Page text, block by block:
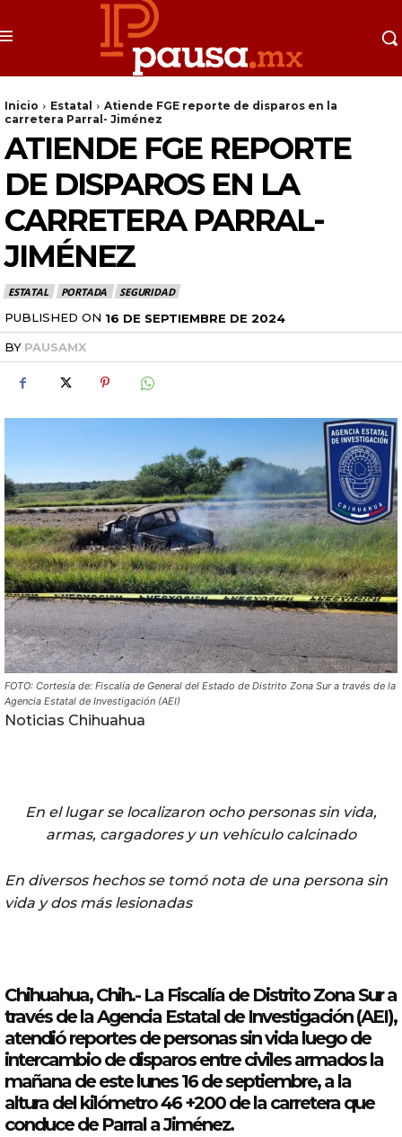
Inicio Estatal
Atiende FGE reporte de disparos en la
carretera Parral- Jiménez
ATIENDE FGE REPORTE
DE DISPAROS EN LA
CARRETERA PARRAL-
JIMÉNEZ
ESTATAL PORTADA SEGURIDAD
PUBLISHED ON 16 DE SEPTIEMBRE DE 2024
BY PAUSAMX
FOTO: Cortesía de: Fiscalía de General del Estado de Distrito Zona Sur a través de la
Agencia Estatal de Investigación (AEI)
Noticias Chihuahua
En el lugar se localizaron ocho personas sin vida,
armas, cargadores y un vehículo calcinado
En diversos hechos se tomó nota de una persona sin
vida y dos más lesionadas
Chihuahua, Chih.- La Fiscalía de Distrito Zona Sur a
través de la Agencia Estatal de Investigación (AEI),
atendió reportes de personas sin vida luego de
intercambio dedisparosentre civiles armados la
mañana de este lunes 16 de septiembre, a la
altura del kilómetro 46 +200 de lacarreteraque
conduce de Parral aJiménez.